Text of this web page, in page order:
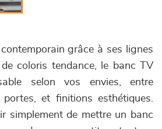
grâce à ses lignes
coloris tendance, le banc TV
selon vos envies, entre
portes, et finitions esthétiques.
simplement de mettre un banc